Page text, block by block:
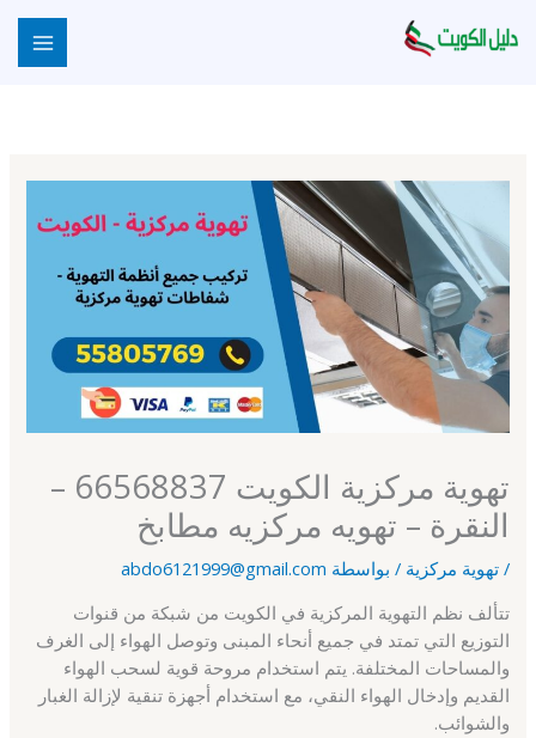
إلى
تهوية مركزية الكويت 66568837 –
النقرة – تهويه مركزيه مطابخ
/تهوية مركزية / بواسطة abdo6121999@gmail.com
تتألف نظم التهوية المركزية في الكويت من شبكة من قنوات
التوزيع التي تمتد في جميع أنحاء المبنى وتوصل الهواء إلى الغرف
والمساحات المختلفة. يتم استخدام مروحة قوية لسحب الهواء
القديم وإدخال الهواء النقي، مع استخدام أجهزة تنقية لإزالة الغبار
والشوائب.